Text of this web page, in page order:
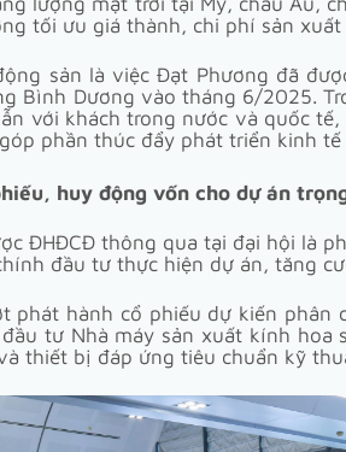
tối ưu giá thành, chi phí sản
sản là việc Đạt Phương đã
Bình Dương vào tháng 6/2025.
với khách trong nước và quốc
phần thúc đẩy phát triển kinh
huy động vốn cho dự án
ĐHĐCĐ thông qua tại đại hội là
đầu tư thực hiện dự án, tăng
phát hành cổ phiếu dự kiến
tư Nhà máy sản xuất kính
thiết bị đáp ứng tiêu chuẩn kỹ